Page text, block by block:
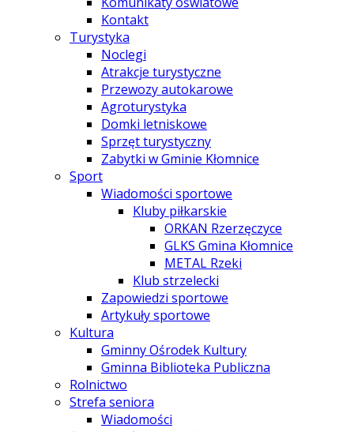
Kontakt
Turystyka
Noclegi
Atrakcje turystyczne
Przewozy autokarowe
Agroturystyka
Domki letniskowe
Sprzęt turystyczny
Zabytki w Gminie Kłomnice
Sport
Wiadomości sportowe
Kluby piłkarskie
ORKAN Rzerzęczyce
GLKS Gmina Kłomnice
METAL Rzeki
Klub strzelecki
Zapowiedzi sportowe
Artykuły sportowe
Kultura
Gminny Ośrodek Kultury
Gminna Biblioteka Publiczna
Rolnictwo
Strefa seniora
Wiadomości